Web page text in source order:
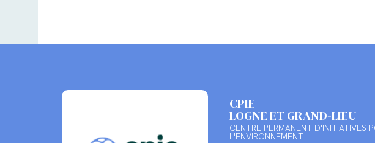
CPIE
LOGNE ET GRAND-LIEU
CENTRE PERMANENT D'INITIATIVES
L'ENVIRONNEMENT